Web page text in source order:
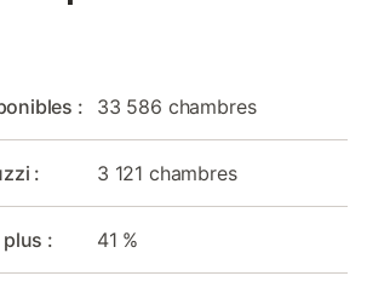
: 33 586 chambres
: 3 121 chambres
plus : 41 %